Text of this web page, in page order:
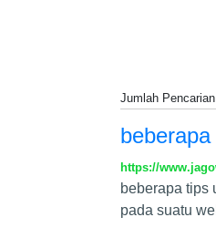
Jumlah Pencarian
https://
beberapa tips
pada suatu